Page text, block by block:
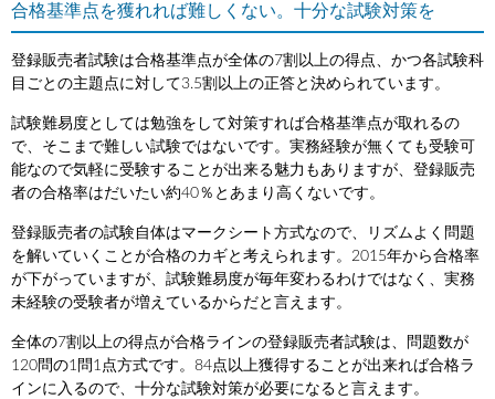
合格基準点を獲れれば難しくない。十分な試験対策を
登録販売者試験は合格基準点が全体の7割以上の得点、かつ各試験科
目ごとの主題点に対して3.5割以上の正答と決められています。
試験難易度としては勉強をして対策すれば合格基準点が取れるの
で、そこまで難しい試験ではないです。実務経験が無くても受験可
能なので気軽に受験することが出来る魅力もありますが、登録販売
者の合格率はだいたい約40％とあまり高くないです。
登録販売者の試験自体はマークシート方式なので、リズムよく問題
を解いていくことが合格のカギと考えられます。2015年から合格率
が下がっていますが、試験難易度が毎年変わるわけではなく、実務
未経験の受験者が増えているからだと言えます。
全体の7割以上の得点が合格ラインの登録販売者試験は、問題数が
120問の1問1点方式です。84点以上獲得することが出来れば合格ラ
インに入るので、十分な試験対策が必要になると言えます。